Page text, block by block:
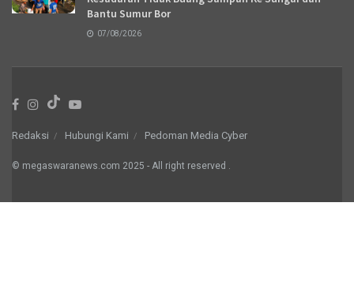
Bantu Sumur Bor
07/08/2026
Redaksi Hubungi Kami Pedoman Media Cyber
© megaswaranews.com 2025 - All right reserved